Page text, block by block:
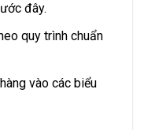
đây.
quy trình chuẩn
vào các biểu